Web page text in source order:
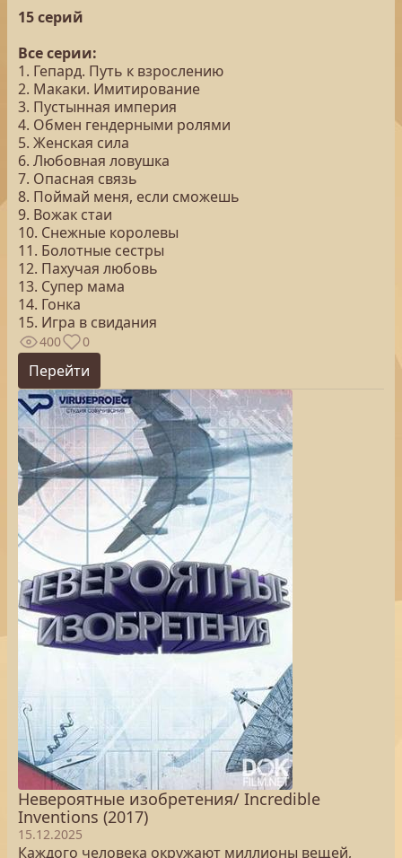
15 серий
Все серии:
1. Гепард. Путь к взрослению
2. Макаки. Имитирование
3. Пустынная империя
4. Обмен гендерными ролями
5. Женская сила
6. Любовная ловушка
7. Опасная связь
8. Поймай меня, если сможешь
9. Вожак стаи
10. Снежные королевы
11. Болотные сестры
12. Пахучая любовь
13. Супер мама
14. Гонка
15. Игра в свидания
400 0
Перейти
Невероятные изобретения/ Incredible
Inventions (2017)
15.12.2025
Каждого человека окружают миллионы вещей,